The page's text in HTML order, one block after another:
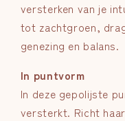
versterken van je
tot zachtgroen,
genezing en balans.
In puntvorm
In deze gepolijste
versterkt. Richt